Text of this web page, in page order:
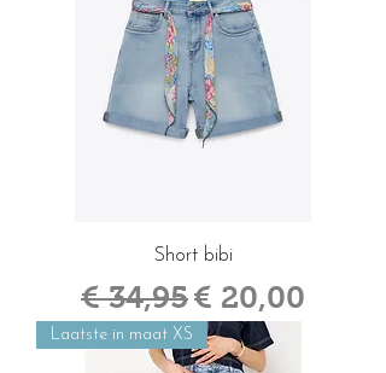
Short bibi
Normale prijs
€ 34,95Verkoopprijs
€ 20,00
Laatste in maat XS